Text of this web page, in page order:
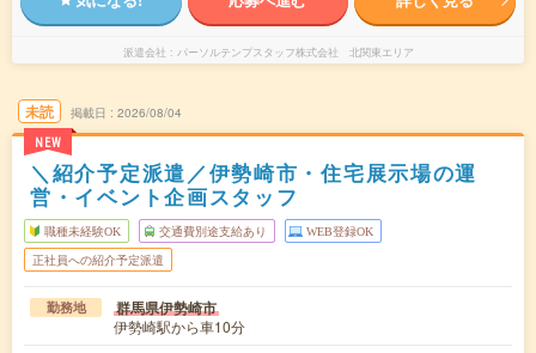
派遣会社 パーソルテンプスタッフ株式会社 北関東エリア
未読
NEW
掲載日 2026/08/04
＼紹介予定派遣／伊勢崎市・住宅展示場の運
営・イベント企画スタッフ
職種未経験OK 交通費別途支給あり WEB登録OK
正社員への紹介予定派遣
勤務地 群馬県伊勢崎市
伊勢崎駅から車10分